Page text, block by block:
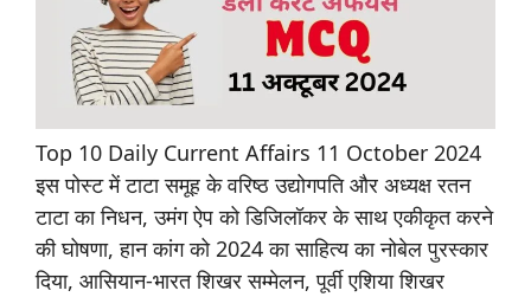
Top 10 Daily Current Affairs 11 October 2024
इस पोस्ट में टाटा समूह के वरिष्ठ उद्योगपति और अध्यक्ष रतन
टाटा का निधन, उमंग ऐप को डिजिलॉकर के साथ एकीकृत करने
की घोषणा, हान कांग को 2024 का साहित्य का नोबेल पुरस्कार
दिया, आसियान-भारत शिखर सम्मेलन, पूर्वी एशिया शिखर